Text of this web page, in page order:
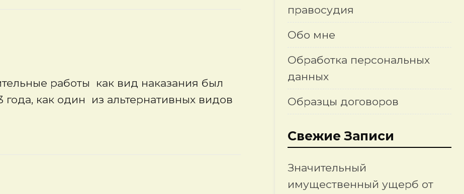
работы как вид наказания был
года, как один из альтернативных видов
правосудия
Обо мне
Обработка персональных
данных
Образцы договоров
Свежие Записи
Значительный
имущественный ущерб от